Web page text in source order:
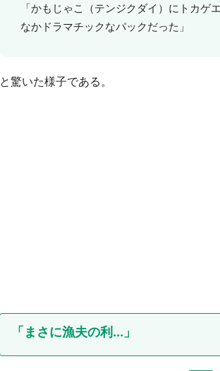
「かもじゃこ（テンジクダイ）にトカ
なかドラマチックなパックだった」
と驚いた様子である。
「まさに漁夫の利...」